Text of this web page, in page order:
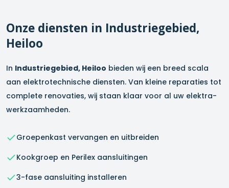
Onze diensten in Industriegebied,
Heiloo
In Industriegebied, Heiloo bieden wij een breed scala
aan elektrotechnische diensten. Van kleine reparaties tot
complete renovaties, wij staan klaar voor al uw elektra-
werkzaamheden.
Groepenkast vervangen en uitbreiden
Kookgroep en Perilex aansluitingen
3-fase aansluiting installeren